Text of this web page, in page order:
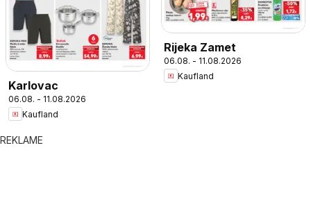
Karlovac
06.08. - 11.08.2026
Kaufland
Rijeka Zamet
06.08. - 11.08.2026
Kaufland
REKLAME